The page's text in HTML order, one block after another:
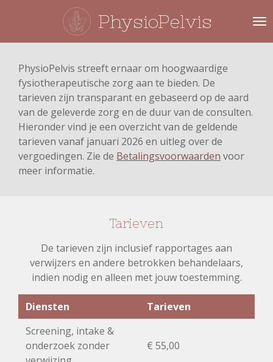
naar
hoofdinhoud
PhysioPelvis
PhysioPelvis streeft ernaar om hoogwaardige
fysiotherapeutische zorg aan te bieden. De
tarieven zijn transparant en gebaseerd op de aard
van de geleverde zorg en de duur van de consulten.
Hieronder vind je een overzicht van de geldende
tarieven vanaf januari 2026 en uitleg over de
vergoedingen. Zie de Betalingsvoorwaarden voor
meer informatie.
Tarieven
De tarieven zijn inclusief rapportages aan
verwijzers en andere betrokken behandelaars,
indien nodig en alleen met jouw toestemming.
Diensten
Tarieven
Screening, intake &
onderzoek zonder
€ 55,00